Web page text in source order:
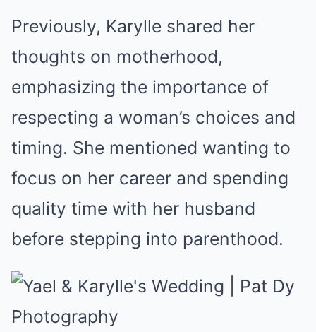
Previously, Karylle shared her
thoughts on motherhood,
emphasizing the importance of
respecting a woman’s choices and
timing. She mentioned wanting to
focus on her career and spending
quality time with her husband
before stepping into parenthood.